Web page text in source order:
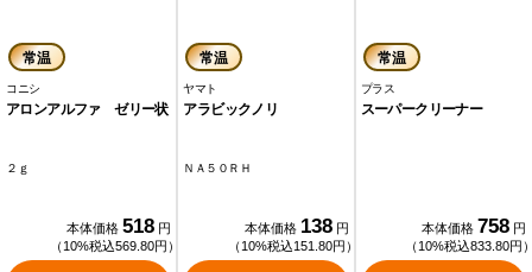
常温
コニシ
アロンアルファ ゼリー状
２ｇ
本体価格 518 円
（10%税込569.80円）
常温
ヤマト
アラビックノリ
ＮＡ５０ＲＨ
本体価格 138 円
（10%税込151.80円）
常温
プラス
スーパークリーナー
本体価格 758 円
（10%税込833.80円